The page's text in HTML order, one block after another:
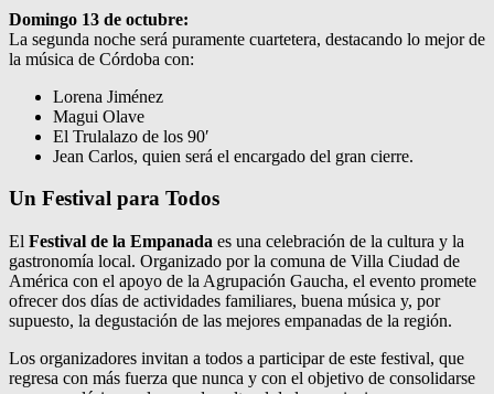
Domingo 13 de octubre:
La segunda noche será puramente cuartetera, destacando lo mejor de
la música de Córdoba con:
Lorena Jiménez
Magui Olave
El Trulalazo de los 90′
Jean Carlos, quien será el encargado del gran cierre.
Un Festival para Todos
El Festival de la Empanada es una celebración de la cultura y la
gastronomía local. Organizado por la comuna de Villa Ciudad de
América con el apoyo de la Agrupación Gaucha, el evento promete
ofrecer dos días de actividades familiares, buena música y, por
supuesto, la degustación de las mejores empanadas de la región.
Los organizadores invitan a todos a participar de este festival, que
regresa con más fuerza que nunca y con el objetivo de consolidarse